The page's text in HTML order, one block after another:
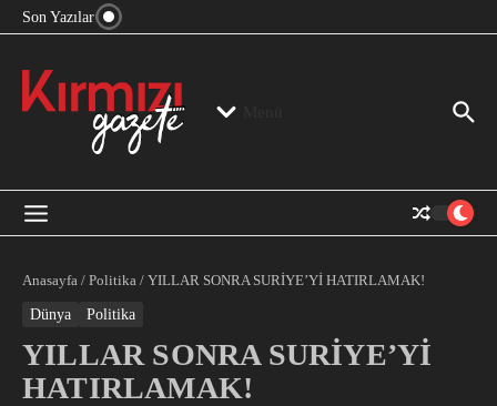
İçeriğe atla
Son Yazılar
“Mutlak Butlan” ve Bir Kez Daha Rejimin “Kendinden
Anasayfa / Politika / YILLAR SONRA SURİYE’Yİ HATIRLAMAK!
Dünya Politika
YILLAR SONRA SURİYE’Yİ
HATIRLAMAK!